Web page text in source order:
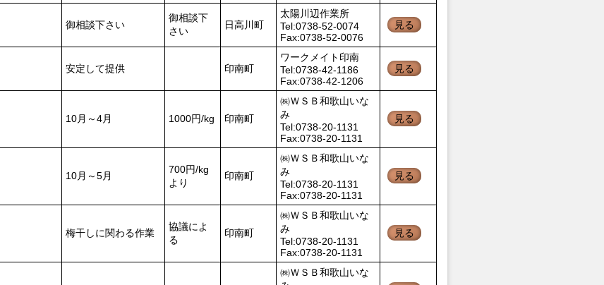
御相談下さい
御相談下
さい
日高川町
太陽川辺作業所
Tel:0738-52-0074
Fax:0738-52-0076
見る
安定して提供 印南町
ワークメイト印南
Tel:0738-42-1186
Fax:0738-42-1206
見る
10月～4月 1000円/kg 印南町
㈱ＷＳＢ和歌山いな
み
Tel:0738-20-1131
Fax:0738-20-1131
見る
10月～5月
700円/kg
より
印南町
㈱ＷＳＢ和歌山いな
み
Tel:0738-20-1131
Fax:0738-20-1131
見る
梅干しに関わる作業
協議によ
る
印南町
㈱ＷＳＢ和歌山いな
み
Tel:0738-20-1131
Fax:0738-20-1131
見る
㈱ＷＳＢ和歌山いな